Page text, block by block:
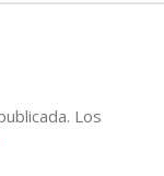
Los